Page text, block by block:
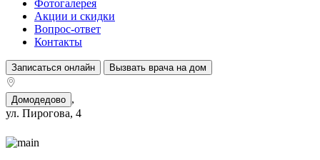
Фотогалерея
Акции и скидки
Вопрос-ответ
Контакты
Записаться онлайн Вызвать врача на дом
Домодедово ,
ул. Пирогова, 4